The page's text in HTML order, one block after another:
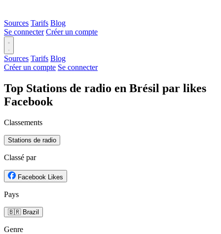
Sources Tarifs Blog
Se connecter Créer un compte
Sources Tarifs Blog
Créer un compte Se connecter
Top Stations de radio en Brésil par likes
Facebook
Classements
Stations de radio
Classé par
Facebook Likes
Pays
🇧🇷 Brazil
Genre